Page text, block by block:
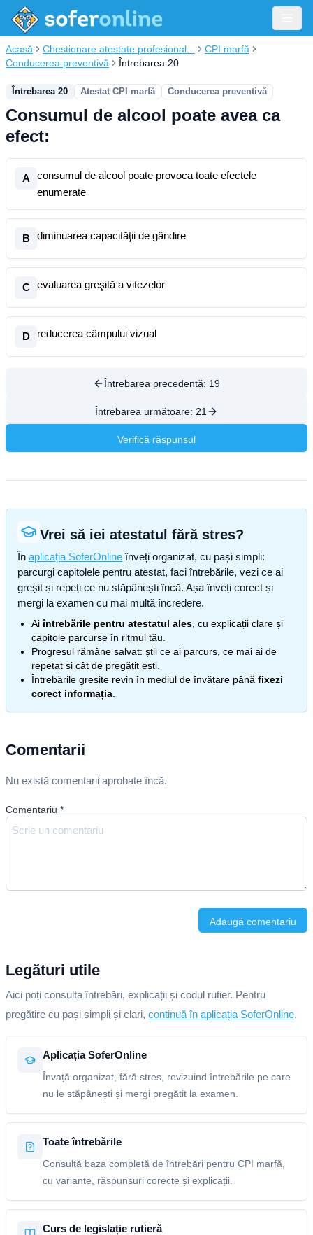
Acasă Chestionare atestate profesional...
CPI marfă
Conducerea preventivă
Întrebarea 20
Întrebarea 20 Atestat CPI marfă Conducerea preventivă
Consumul de alcool poate avea ca
efect:
A
consumul de alcool poate provoca toate efectele
enumerate
B diminuarea capacităţii de gândire
C evaluarea greşită a vitezelor
D reducerea câmpului vizual
Întrebarea precedentă: 19
Întrebarea următoare: 21
Verifică răspunsul
Vrei să iei atestatul fără stres?
În aplicația SoferOnline înveți organizat, cu pași simpli:
parcurgi capitolele pentru atestat, faci întrebările, vezi ce ai
greșit și repeți ce nu stăpânești încă. Așa înveți corect și
mergi la examen cu mai multă încredere.
Aiîntrebările pentru atestatul ales , cu explicații clare și
capitole parcurse în ritmul tău.
Progresul rămâne salvat: știi ce ai parcurs, ce mai ai de
repetat și cât de pregătit ești.
Întrebările greșite revin în mediul de învățare până fixezi
corect informația
Comentarii
Nu există comentarii aprobate încă.
Comentariu *
Adaugă comentariu
Legături utile
Aici poți consulta întrebări, explicații și codul rutier. Pentru
pregătire cu pași simpli și clari, continuă în aplicația SoferOnline.
Aplicația SoferOnline
Învață organizat, fără stres, revizuind întrebările pe care
nu le stăpânești și mergi pregătit la examen.
Toate întrebările
Consultă baza completă de întrebări pentru CPI marfă,
cu variante, răspunsuri corecte și explicații.
Curs de legislație rutieră